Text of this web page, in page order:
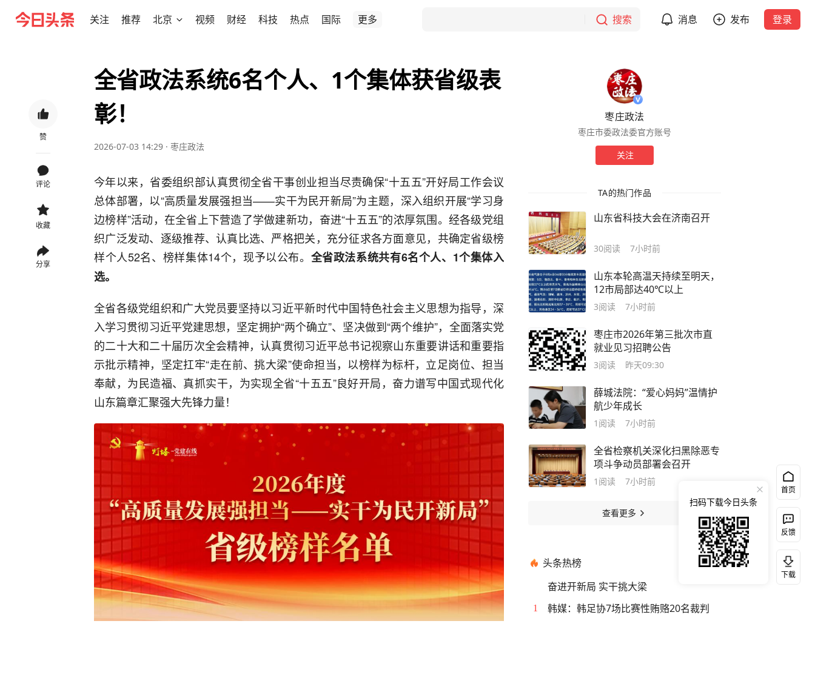
关注 推荐 北京 视频 财经 科技 热点 国际 更多 搜索 消息 发布 登录
赞
评论
收藏
分享
全省政法系统6名个人、1个集体获省级表
彰！
2026-07-03 14:29 · 枣庄政法
今年以来，省委组织部认真贯彻全省干事创业担当尽责确保“十五五”开好局工作会议
总体部署，以“高质量发展强担当——实干为民开新局”为主题，深入组织开展“学习身
边榜样”活动，在全省上下营造了学做建新功，奋进“十五五”的浓厚氛围。经各级党组
织广泛发动、逐级推荐、认真比选、严格把关，充分征求各方面意见，共确定省级榜
样个人52名、榜样集体14个，现予以公布。 全省政法系统共有6名个人、1个集体入
选。
全省各级党组织和广大党员要坚持以习近平新时代中国特色社会主义思想为指导，深
入学习贯彻习近平党建思想，坚定拥护“两个确立”、坚决做到“两个维护”，全面落实党
的二十大和二十届历次全会精神，认真贯彻习近平总书记视察山东重要讲话和重要指
示批示精神，坚定扛牢“走在前、挑大梁”使命担当，以榜样为标杆，立足岗位、担当
奉献，为民造福、真抓实干，为实现全省“十五五”良好开局，奋力谱写中国式现代化
山东篇章汇聚强大先锋力量！
枣庄政法
枣庄市委政法委官方账号
关注
TA的热门作品
山东省科技大会在济南召开
30阅读 7小时前
山东本轮高温天持续至明天，
12市局部达40℃以上
3阅读 7小时前
枣庄市2026年第三批次市直
就业见习招聘公告
3阅读 昨天09:30
薛城法院：“爱心妈妈”温情护
航少年成长
1 阅读 7小时前
全省检察机关深化扫黑除恶专
项斗争动员部署会召开
1 阅读 7小时前
查看更多
头条热榜 换一换
奋进开新局 实干挑大梁
1 韩媒：韩足协7场比赛性贿赂20名裁判
首页
反馈
下载
扫码下载今日头条